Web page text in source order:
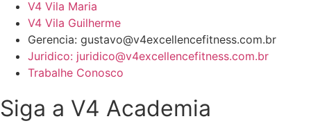
V4 Vila Maria
V4 Vila Guilherme
Gerencia: gustavo@v4excellencefitness.com.br
Juridico: juridico@v4excellencefitness.com.br
Trabalhe Conosco
Siga a V4 Academia